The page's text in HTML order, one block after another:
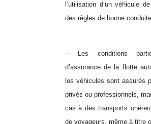
l’utilisation d’un véhicule
des règles de bonne
– Les conditions
d’assurance de la flotte
les véhicules sont assurés
privés ou professionnels,
cas à des transports
de voyageurs, même à titre